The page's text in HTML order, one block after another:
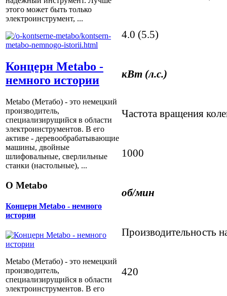
этого может быть только
электроинструмент, ...
Концерн Metabo -
немного истории
Metabo (Метабо) - это немецкий
производитель,
специализирущийся в области
электроинструментов. В его
активе - деревообрабатывающие
машины, двойные
шлифовальные, сверлильные
станки (настольные), ...
О Metabo
Концерн Metabo - немного
истории
Metabo (Метабо) - это немецкий
производитель,
специализирущийся в области
электроинструментов. В его
4.0 (5.5)
кВт (л.с.)
Частота вращения
1000
об/мин
Производительность
420